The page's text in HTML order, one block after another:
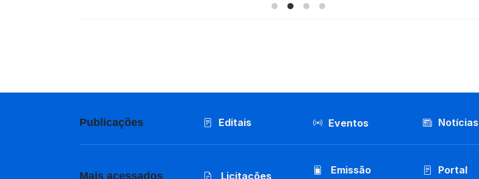
Publicações Editais Eventos Notícias
Mais acessados Licitações
Emissão
Portal